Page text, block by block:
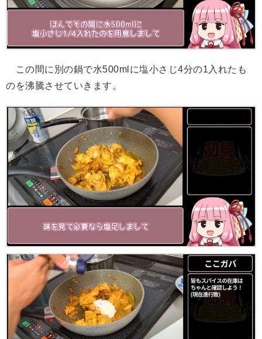
この間に別の鍋で水500mlに塩小さじ4分の1入れたも
のを沸騰させていきます。